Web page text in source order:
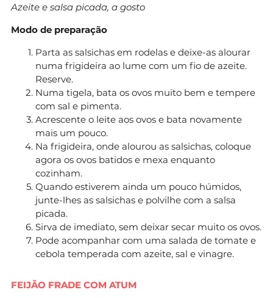
Azeite e salsa picada, a gosto
Modo de preparação
Parta as salsichas em rodelas e deixe-as alourar
numa frigideira ao lume com um fio de azeite.
Reserve.
Numa tigela, bata os ovos muito bem e tempere
com sal e pimenta.
Acrescente o leite aos ovos e bata novamente
mais um pouco.
Na frigideira, onde alourou as salsichas, coloque
agora os ovos batidos e mexa enquanto
cozinham.
Quando estiverem ainda um pouco húmidos,
junte-lhes as salsichas e polvilhe com a salsa
picada.
Sirva de imediato, sem deixar secar muito os ovos.
Pode acompanhar com uma salada de tomate e
cebola temperada com azeite, sal e vinagre.
FEIJÃO FRADE COM ATUM